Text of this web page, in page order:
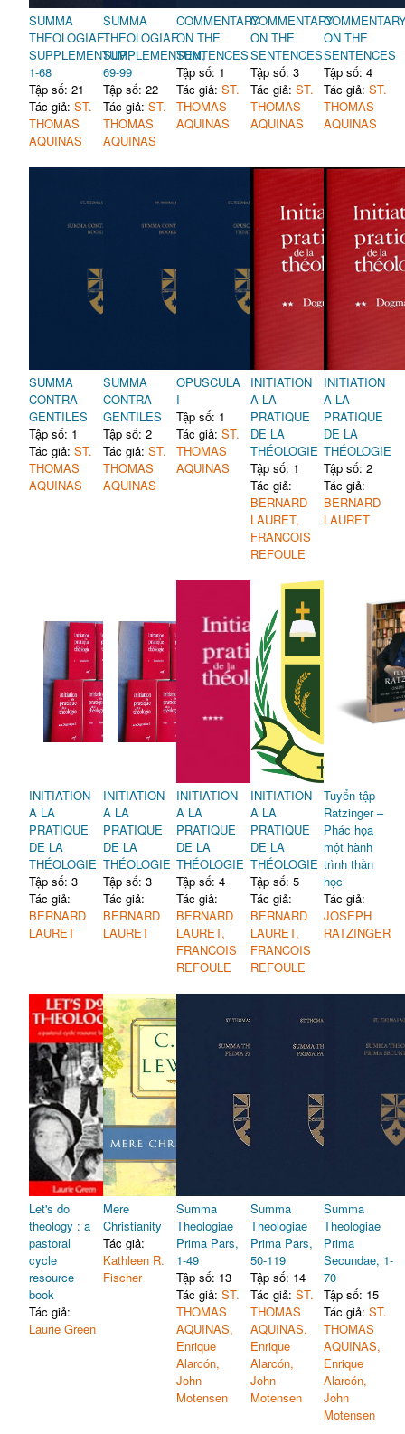
SUMMA
THEOLOGIAE
SUPPLEMENTUM,
1-68
Tập số: 21
Tác giả:ST.
THOMAS
AQUINAS
SUMMA
THEOLOGIAE
SUPPLEMENTUM,
69-99
Tập số: 22
Tác giả: ST.
THOMAS
AQUINAS
COMMENTARY
ON THE
SENTENCES
Tập số: 1
Tác giả:ST.
THOMAS
AQUINAS
COMMENTARY
ON THE
SENTENCES
Tập số: 3
Tác giả: ST.
THOMAS
AQUINAS
ON THE
SENTENCES
Tập số: 4
Tác giả:ST.
THOMAS
AQUINAS
SUMMA
CONTRA
GENTILES
Tập số: 1
Tác giả:ST.
THOMAS
AQUINAS
SUMMA
CONTRA
GENTILES
Tập số: 2
Tác giả: ST.
THOMAS
AQUINAS
OPUSCULA
I
Tập số: 1
Tác giả:ST.
THOMAS
AQUINAS
INITIATION
A LA
PRATIQUE
DE LA
THÉOLOGIE
Tập số: 1
Tác giả:
BERNARD
LAURET,
FRANCOIS
REFOULE
INITIATION
A LA
PRATIQUE
DE LA
THÉOLOGIE
Tập số: 2
Tác giả:
BERNARD
LAURET
INITIATION
A LA
PRATIQUE
DE LA
THÉOLOGIE
Tập số: 3
Tác giả:
BERNARD
LAURET
INITIATION
A LA
PRATIQUE
DE LA
THÉOLOGIE
Tập số: 3
Tác giả:
BERNARD
LAURET
INITIATION
A LA
PRATIQUE
DE LA
THÉOLOGIE
Tập số: 4
Tác giả:
BERNARD
LAURET,
FRANCOIS
REFOULE
INITIATION
A LA
PRATIQUE
DE LA
THÉOLOGIE
Tập số: 5
Tác giả:
BERNARD
LAURET,
FRANCOIS
REFOULE
Tuyển tập
Ratzinger –
Phác họa
một hành
trình thần
học
Tác giả:
JOSEPH
RATZINGER
Let's do
theology : a
pastoral
cycle
resource
book
Tác giả:
Laurie Green
Mere
Christianity
Tác giả:
Kathleen R.
Fischer
Summa
Theologiae
Prima Pars,
1-49
Tập số: 13
Tác giả:ST.
THOMAS
AQUINAS,
Enrique
Alarcón,
John
Motensen
Summa
Theologiae
Prima Pars,
50-119
Tập số: 14
Tác giả: ST.
THOMAS
AQUINAS,
Enrique
Alarcón,
John
Motensen
Summa
Theologiae
Prima
Secundae, 1-
70
Tập số: 15
Tác giả:ST.
THOMAS
AQUINAS,
Enrique
Alarcón,
John
Motensen